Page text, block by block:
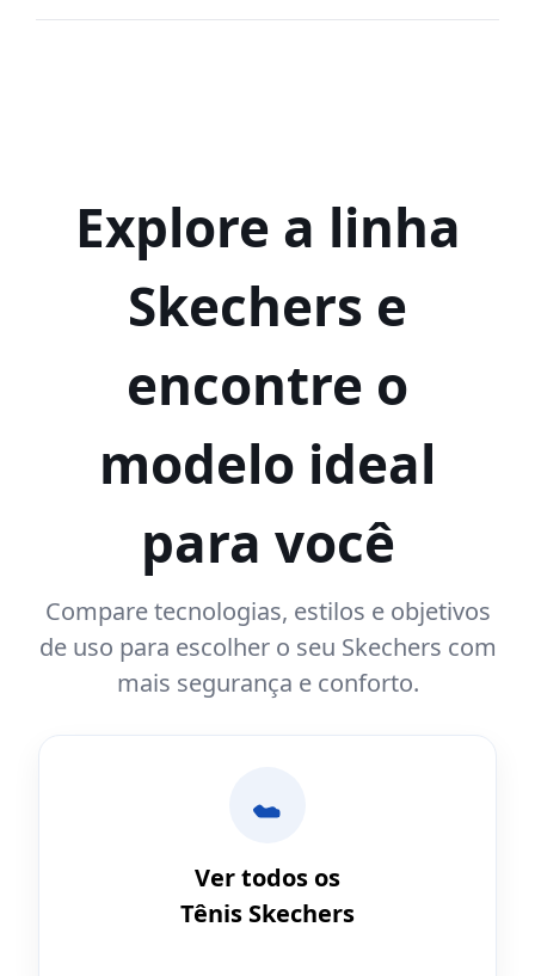
Explore a linha
Skechers e
encontre o
modelo ideal
para você
Compare tecnologias, estilos e objetivos
de uso para escolher o seu Skechers com
mais segurança e conforto.
Ver todos os
Tênis Skechers